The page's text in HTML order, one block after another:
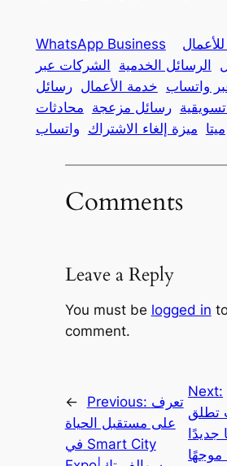
WhatsApp Business
الرسائل الخدمية
الشركات عبر
واتساب خدمة الأعمال رسائل
رسائل مزعجة محادثات
ميتا ميزة إلغاء الاشتراك واتساب
Comments
Leave a Reply
You must be logged in
comment.
← Previous: تعرف
على مستقبل الحياة
في Smart City
Next:
تطلق
جديدًا
موجهًا